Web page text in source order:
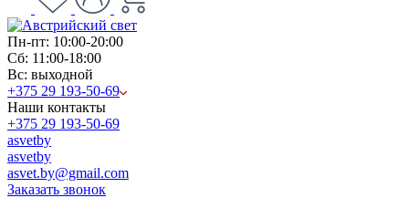
Пн-пт: 10:00-20:00
Сб: 11:00-18:00
Вс: выходной
+375 29 193-50-69
Наши контакты
+375 29 193-50-69
asvetby
asvetby
asvet.by@gmail.com
Заказать звонок